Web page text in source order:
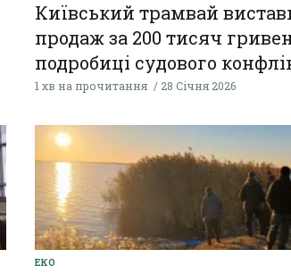
Київський трамвай
продаж за 200 тисяч
подробиці судового
1 хв на прочитання 28 Січня 2026
ЕКО